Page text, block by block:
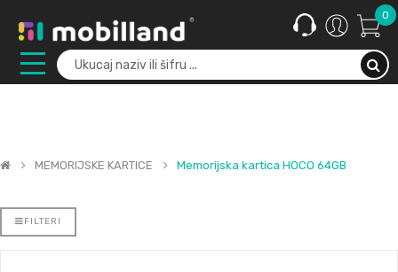
0
MEMORIJSKE KARTICE Memorijska kartica HOCO 64GB
FILTERI